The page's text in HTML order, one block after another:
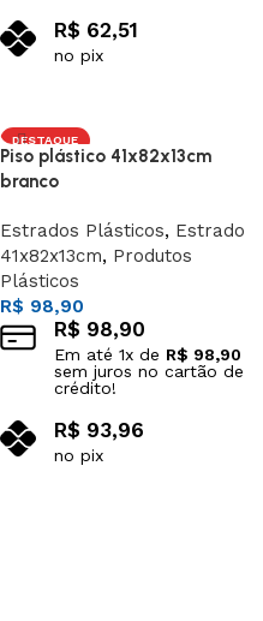
R$ 62,51
no pix
DESTAQUE
Piso plástico 41x82x13cm
branco
Estrados Plásticos, Estrado
41x82x13cm, Produtos
Plásticos
R$ 98,90
R$ 98,90
Em até 1x de R$ 98,90
sem juros no cartão de
crédito!
R$ 93,96
no pix